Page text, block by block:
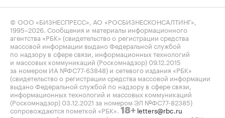
© ООО «БИЗНЕСПРЕСС», АО «РОСБИЗНЕСКОНСАЛТИНГ»,
1995–2026 . Сообщения и материалы информационного
агентства «РБК» (свидетельство о регистрации средства
массовой информации выдано Федеральной службой
по надзору в сфере связи, информационных технологий
и массовых коммуникаций (Роскомнадзор) 09.12.2015
за номером ИА №ФС77-63848) и сетевого издания «РБК»
(свидетельство о регистрации средства массовой информации
выдано Федеральной службой по надзору в сфере связи,
информационных технологий и массовых коммуникаций
(Роскомнадзор) 03.12.2021 за номером ЭЛ №ФС77-82385)
сопровождаются пометкой «РБК». 18+ letters@rbc.ru